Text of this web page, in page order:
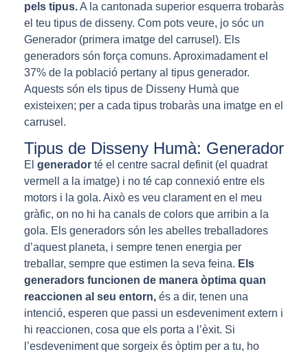
pels tipus.A la cantonada superior esquerra trobaràs
el teu tipus de disseny. Com pots veure, jo sóc un
Generador (primera imatge del carrusel). Els
generadors són força comuns. Aproximadament el
37% de la població pertany al tipus generador.
Aquests són els tipus de Disseny Humà que
existeixen; per a cada tipus trobaràs una imatge en el
carrusel.
Tipus de Disseny Humà: Generador
El generador té el centre sacral definit (el quadrat
vermell a la imatge) i no té cap connexió entre els
motors i la gola. Això es veu clarament en el meu
gràfic, on no hi ha canals de colors que arribin a la
gola. Els generadors són les abelles treballadores
d’aquest planeta, i sempre tenen energia per
treballar, sempre que estimen la seva feina. Els
generadors funcionen de manera òptima quan
reaccionen al seu entorn, és a dir, tenen una
intenció, esperen que passi un esdeveniment extern i
hi reaccionen, cosa que els porta a l’èxit. Si
l’esdeveniment que sorgeix és òptim per a tu, ho